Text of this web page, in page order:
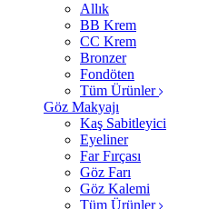
Allık
BB Krem
CC Krem
Bronzer
Fondöten
Tüm Ürünler
Göz Makyajı
Kaş Sabitleyici
Eyeliner
Far Fırçası
Göz Farı
Göz Kalemi
Tüm Ürünler